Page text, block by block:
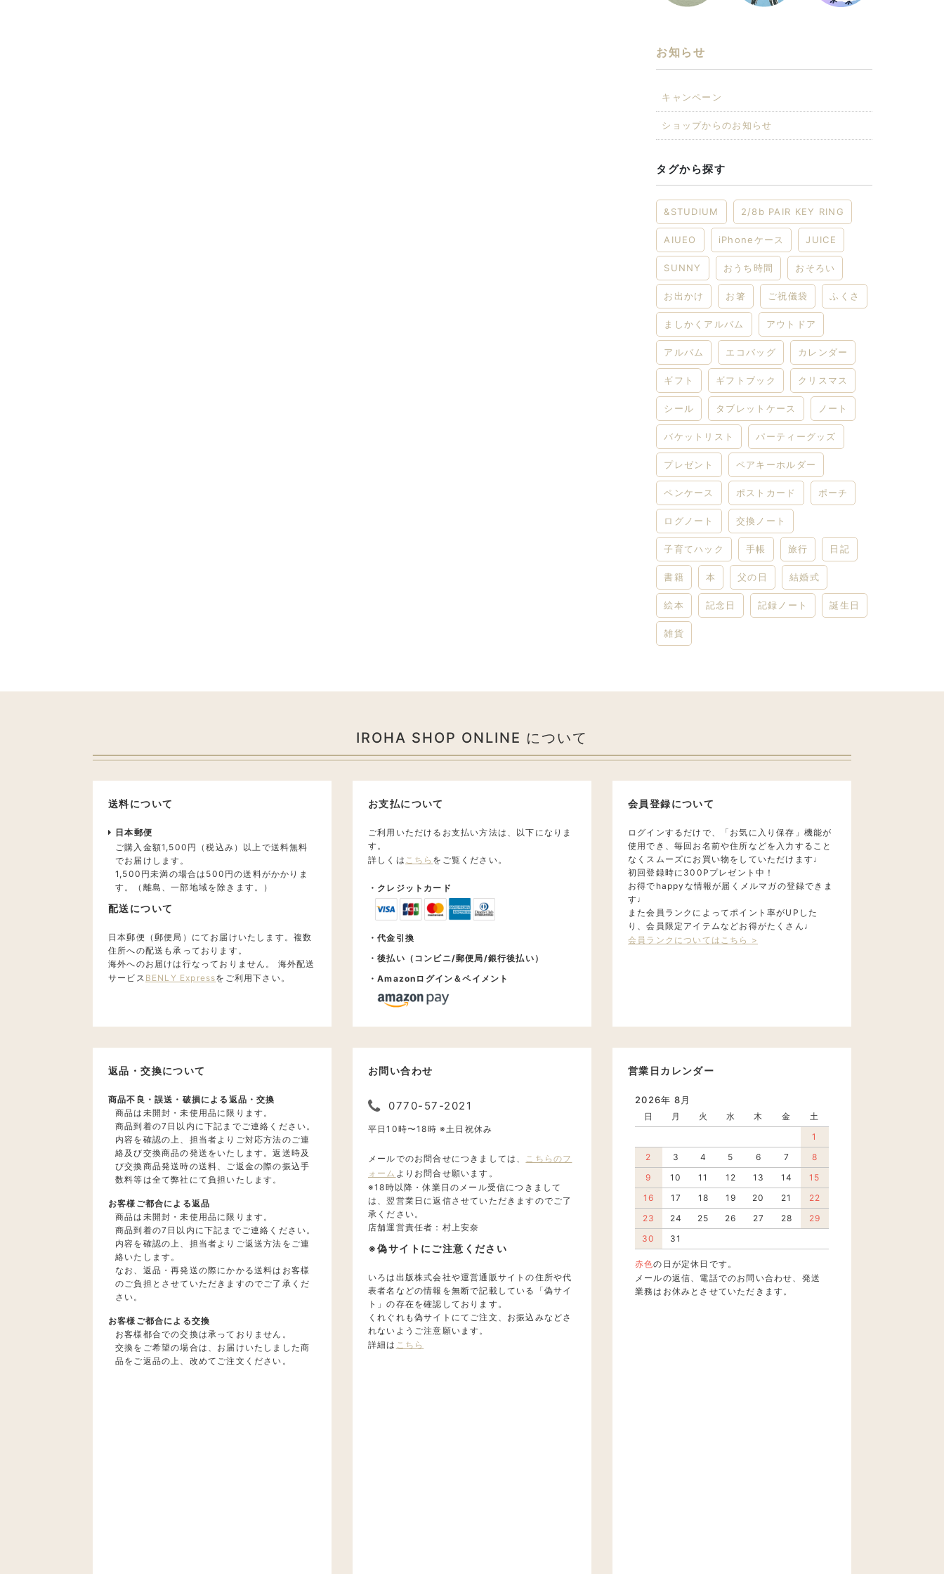
お知らせ
キャンペーン
ショップからのお知らせ
タグから探す
&STUDIUM 2/8b PAIR KEY RING
AIUEO iPhoneケース JUICE
SUNNY おうち時間 おそろい
お出かけ お箸 ご祝儀袋 ふくさ
ましかくアルバム アウトドア
アルバム エコバッグ カレンダー
ギフト ギフトブック クリスマス
シール タブレットケース ノート
バケットリスト パーティーグッズ
プレゼント ペアキーホルダー
ペンケース ポストカード ポーチ
ログノート 交換ノート
子育てハック 手帳 旅行 日記
書籍 本 父の日 結婚式
絵本 記念日 記録ノート 誕生日
雑貨
IROHA SHOP ONLINE について
送料について
日本郵便
ご購入金額1,500円（税込み）以上で送料無料
でお届けします。
1,500円未満の場合は500円の送料がかかりま
す。（離島、一部地域を除きます。）
配送について
日本郵便（郵便局）にてお届けいたします。複数
住所への配送も承っております。
海外へのお届けは行なっておりません。 海外配送
サービス BENLY Expressをご利用下さい。
お支払について
ご利用いただけるお支払い方法は、以下になりま
す。
詳しくは こちら をご覧ください。
・クレジットカード
・代金引換
・後払い（コンビニ/郵便局/銀行後払い）
・Amazonログイン＆ペイメント
会員登録について
ログインするだけで、「お気に入り保存」機能が
使用でき、毎回お名前や住所などを入力すること
なくスムーズにお買い物をしていただけます♩
初回登録時に300Pプレゼント中！
お得でhappyな情報が届くメルマガの登録できま
す♩
また会員ランクによってポイント率がUPした
り、会員限定アイテムなどお得がたくさん♩
会員ランクについてはこちら >
返品・交換について
商品不良・誤送・破損による返品・交換
商品は未開封・未使用品に限ります。
商品到着の7日以内に下記までご連絡ください。
内容を確認の上、担当者よりご対応方法のご連
絡及び交換商品の発送をいたします。返送時及
び交換商品発送時の送料、ご返金の際の振込手
数料等は全て弊社にて負担いたします。
お客様ご都合による返品
商品は未開封・未使用品に限ります。
商品到着の7日以内に下記までご連絡ください。
内容を確認の上、担当者よりご返送方法をご連
絡いたします。
なお、返品・再発送の際にかかる送料はお客様
のご負担とさせていただきますのでご了承くだ
さい。
お客様ご都合による交換
お客様都合での交換は承っておりません。
交換をご希望の場合は、お届けいたしました商
品をご返品の上、改めてご注文ください。
お問い合わせ
0770-57-2021
平日10時〜18時 ※土日祝休み
メールでのお問合せにつきましては、 こちらのフ
ォーム よりお問合せ願います。
※18時以降・休業日のメール受信につきまして
は、翌営業日に返信させていただきますのでご了
承ください。
店舗運営責任者：村上安奈
※偽サイトにご注意ください
いろは出版株式会社や運営通販サイトの住所や代
表者名などの情報を無断で記載している「偽サイ
ト」の存在を確認しております。
くれぐれも偽サイトにてご注文、お振込みなどさ
れないようご注意願います。
詳細は こちら
営業日カレンダー
2026年 8月
日 月 火 水 木 金
土
1
2
3 4 5 6 7
8
9
10 11 12 13 14
15
16
17 18 19 20 21
22
23
24 25 26 27 28
29
30
31
赤色の日が定休日です。
メールの返信、電話でのお問い合わせ、発送
業務はお休みとさせていただきます。